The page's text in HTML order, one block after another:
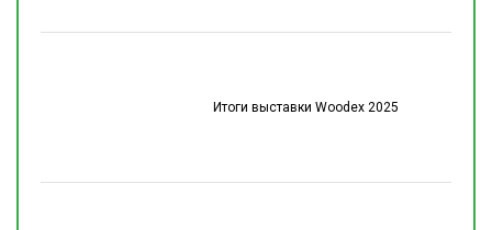
Итоги выставки Woodex 2025